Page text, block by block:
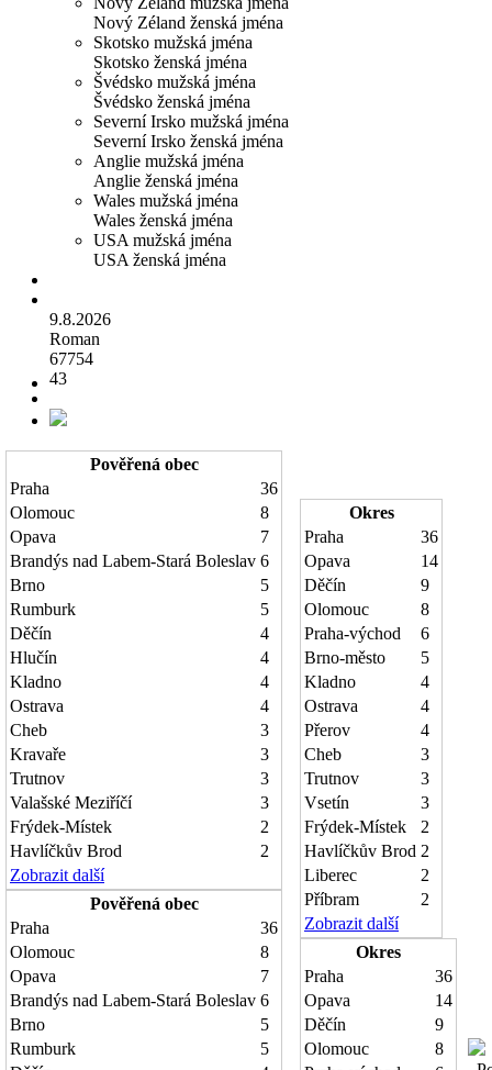
Nový Zéland ženská jména
Skotsko mužská jména
Skotsko ženská jména
Švédsko mužská jména
Švédsko ženská jména
Severní Irsko mužská jména
Severní Irsko ženská jména
Anglie mužská jména
Anglie ženská jména
Wales mužská jména
Wales ženská jména
USA mužská jména
USA ženská jména
9.8.2026
Roman
67754
43
Pověřená obec
Praha
36
Olomouc
8
Opava
7
Brandýs nad Labem-Stará Boleslav 6
Brno
5
Rumburk
5
Děčín
4
Hlučín
4
Kladno
4
Ostrava
4
Cheb
3
Kravaře
3
Trutnov
3
Valašské Meziříčí
3
Frýdek-Místek
2
Havlíčkův Brod
2
Zobrazit další
Pověřená obec
Praha
36
Olomouc
8
Opava
7
Brandýs nad Labem-Stará Boleslav 6
Brno
5
Rumburk
5
Okres
Praha
36
Opava
14
Děčín
9
Olomouc
8
Praha-východ
6
Brno-město
5
Kladno
4
Ostrava
4
Přerov
4
Cheb
3
Trutnov
3
Vsetín
3
Frýdek-Místek
2
Havlíčkův Brod 2
Liberec
2
Příbram
2
Zobrazit další
Okres
Praha
36
Opava
14
Děčín
9
Olomouc
8